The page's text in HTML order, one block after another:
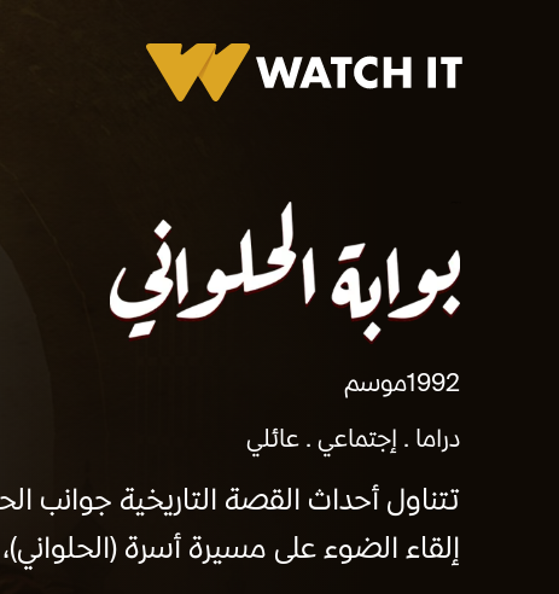
1992موسم
دراما
إجتماعي عائلي
تتناول أحداث القصة التاريخية جوانب
إلقاء الضوء على مسيرة أسرة